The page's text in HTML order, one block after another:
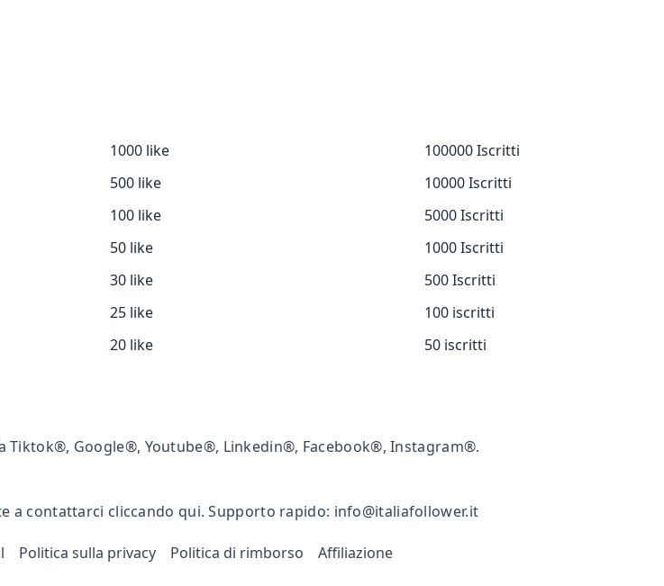
1000 like
500 like
100 like
50 like
30 like
25 like
20 like
100000 Iscritti
10000 Iscritti
5000 Iscritti
1000 Iscritti
500 Iscritti
100 iscritti
50 iscritti
Tiktok®, Google®, Youtube®, Linkedin®, Facebook®, Instagram®.
a contattarci cliccando qui. Supporto rapido: info@italiafollower.it
Politica sulla privacy Politica di rimborso Affiliazione